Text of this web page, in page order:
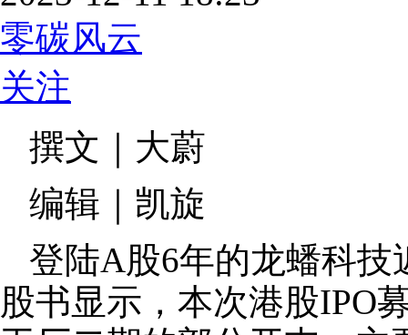
零碳风云
关注
撰文｜大蔚
编辑｜凯旋
登陆A股6年的龙蟠科
股书显示，本次港股IPO